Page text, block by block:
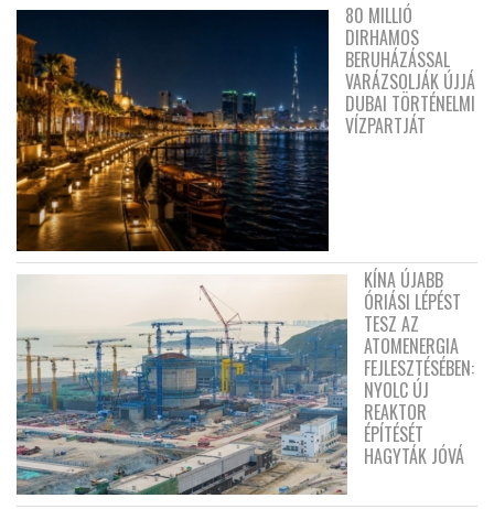
80 MILLIÓ
DIRHAMOS
BERUHÁZÁSSAL
VARÁZSOLJÁK ÚJJÁ
DUBAI TÖRTÉNELMI
VÍZPARTJÁT
KÍNA ÚJABB
ÓRIÁSI LÉPÉST
TESZ AZ
ATOMENERGIA
FEJLESZTÉSÉBEN:
NYOLC ÚJ
REAKTOR
ÉPÍTÉSÉT
HAGYTÁK JÓVÁ